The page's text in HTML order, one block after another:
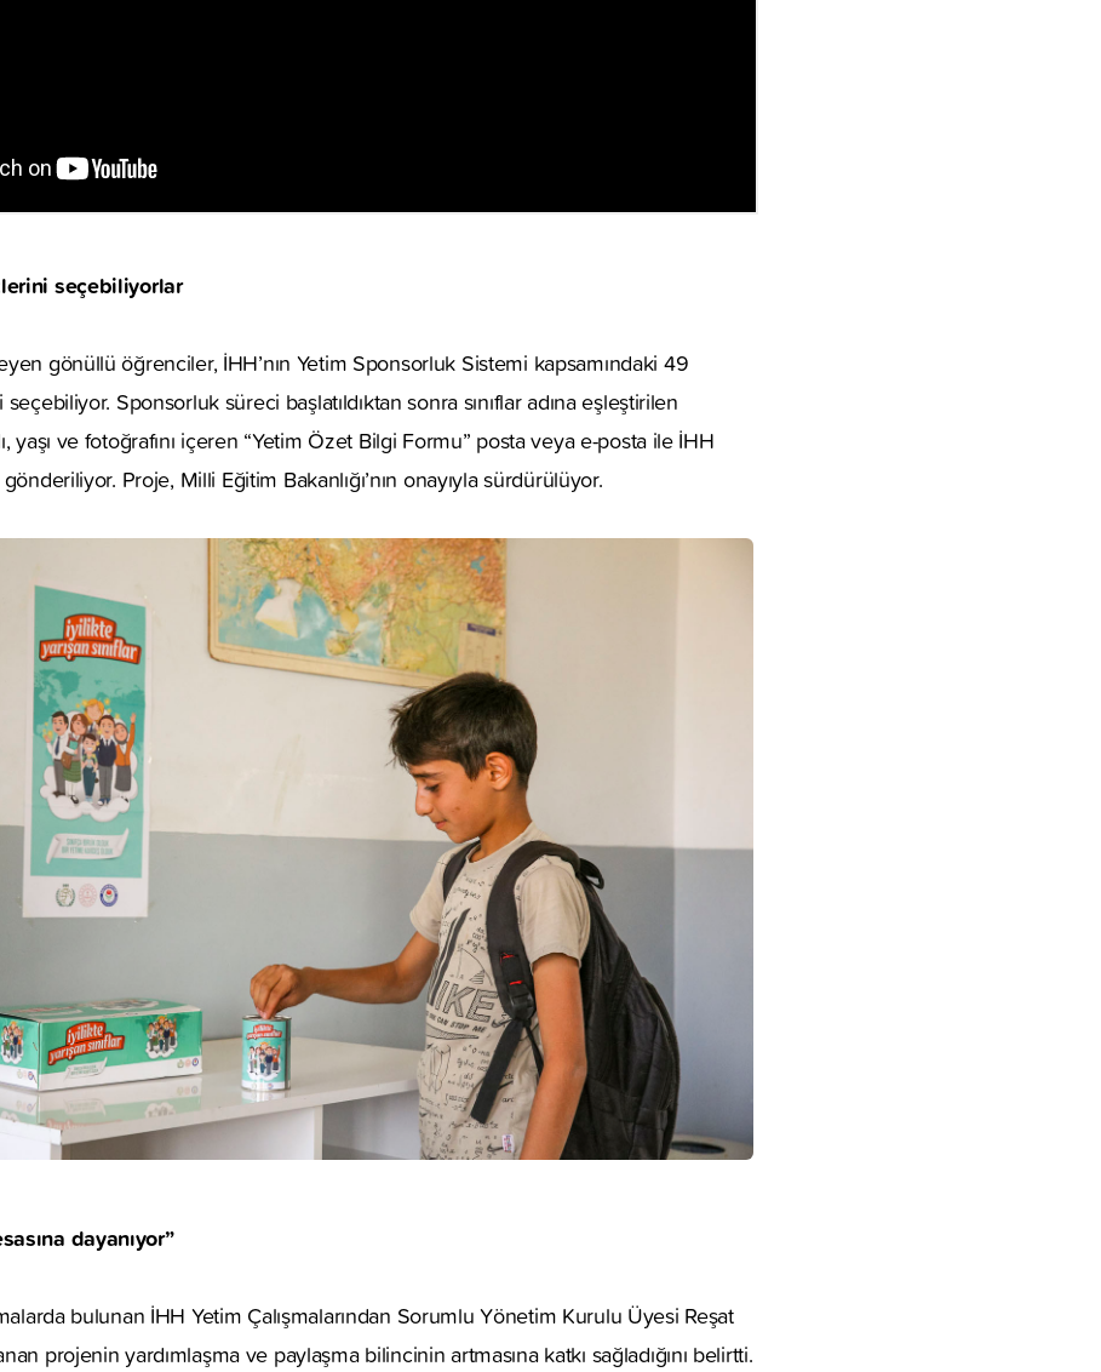
seçebiliyorlar
gönüllü öğrenciler, İHH’nın Yetim Sponsorluk Sistemi kapsamındaki 49
Sponsorluk süreci başlatıldıktan sonra sınıflar adına eşleştirilen
yaşı ve fotoğrafını içeren “Yetim Özet Bilgi Formu” posta veya e-posta ile İHH
gönderiliyor. Proje, Milli Eğitim Bakanlığı’nın onayıyla sürdürülüyor.
dayanıyor”
bulunan İHH Yetim Çalışmalarından Sorumlu Yönetim Kurulu Üyesi Reşat
projenin yardımlaşma ve paylaşma bilincinin artmasına katkı sağladığını belirtti.